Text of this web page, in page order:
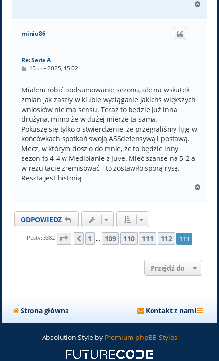
g
miniu86
Re: Serie A
P
t
15 cze 2025, 15:02
Miałem robić podsumowanie sezonu, ale na wskutek
zmian jak zaszły w klubie wyciąganie jakichś większych
wniosków nie ma sensu. Teraz to będzie już inna
drużyna, mimo że w dużej mierze ta sama.
Pokuszę się tylko o stwierdzenie, że przegraliśmy ligę w
końcówkach spotkań swoją ASSdefensywą i postawą.
Mecz, w którym doszło do mnie, że to będzie inny
sezon to 4-4 w Mediolanie z Juve. Mieć szanse na 5-2 a
w rezultacie zremisować - to zostawiło sporą rysę.
Reszta jest historią.
ODPOWIEDZ
Posty: 3382 Strona 113 z113
Poprzednia
1 … 109 110 111 112 113
Przejdź do
Strona główna Kontakt z nami
Absolution Style by Premium phpBB Styles